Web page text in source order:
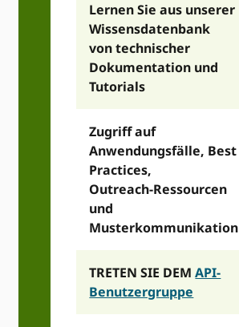
Lernen Sie aus unserer
Wissensdatenbank
von technischer
Dokumentation und
Tutorials
Zugriff auf
Anwendungsfälle, Best
Practices,
Outreach-Ressourcen
und
Musterkommunikation
TRETEN SIE DEMAPI-
Benutzergruppe